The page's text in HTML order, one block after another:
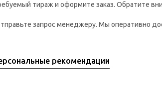
тираж и оформите заказ. Обратите
запрос менеджеру. Мы оперативно
рекомендации